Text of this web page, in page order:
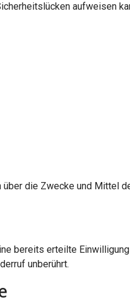
aufweisen
die Zwecke und Mittel
bereits erteilte
unberührt.